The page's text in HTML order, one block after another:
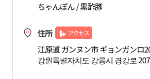
ちゃんぽん / 黒酢豚
住所 アクセス
江原道 ガンヌン市 ギョンガンロ
강원특별자치도 강릉시 경강로